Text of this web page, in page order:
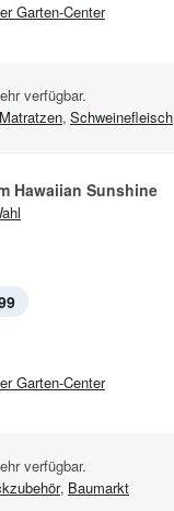
Garten-Center
verfügbar.
Matratzen, Schweinefleisch
Hawaiian Sunshine
Garten-Center
verfügbar.
, Baumarkt